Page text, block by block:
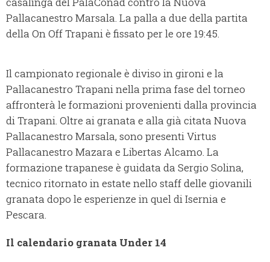
Pallacanestro Marsala. La palla a due della partita
della On Off Trapani è fissato per le ore 19:45.
Il campionato regionale è diviso in gironi e la
Pallacanestro Trapani nella prima fase del torneo
affronterà le formazioni provenienti dalla provincia
di Trapani. Oltre ai granata e alla già citata Nuova
Pallacanestro Marsala, sono presenti Virtus
Pallacanestro Mazara e Libertas Alcamo. La
formazione trapanese è guidata da Sergio Solina,
tecnico ritornato in estate nello staff delle giovanili
granata dopo le esperienze in quel di Isernia e
Pescara.
Il calendario granata Under 14